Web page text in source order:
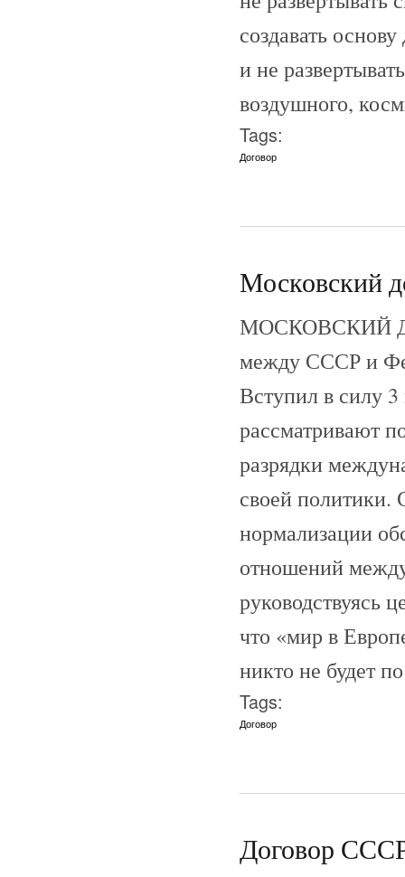
создавать
и не
воздушного,
Tags:
Договор
Московский
МОСКОВСКИЙ
между СССР и
Вступил в силу
рассматривают
разрядки
своей политики.
нормализации
отношений
что «мир в
никто не будет
Tags:
Договор
Договор